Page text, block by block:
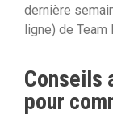
dernière
ligne) de
Conseils
pour